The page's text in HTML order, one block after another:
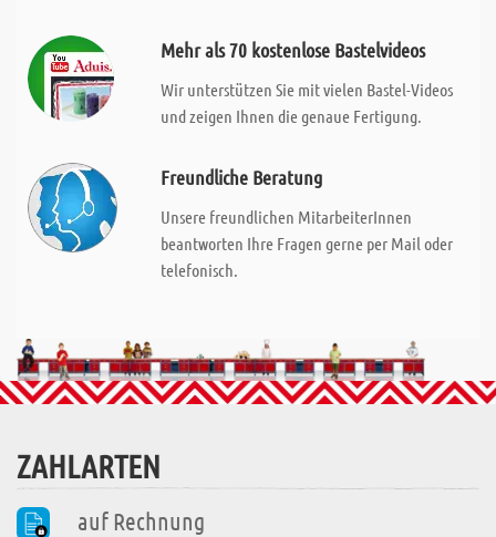
Mehr als 70 kostenlose Bastelvideos
Wir unterstützen Sie mit vielen Bastel-Videos
und zeigen Ihnen die genaue Fertigung.
Freundliche Beratung
Unsere freundlichen MitarbeiterInnen
beantworten Ihre Fragen gerne per Mail oder
telefonisch.
ZAHLARTEN
auf Rechnung